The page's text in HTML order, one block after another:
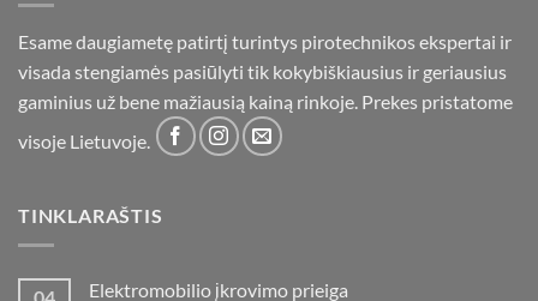
Esame daugiametę patirtį turintys pirotechnikos ekspertai ir
visada stengiamės pasiūlyti tik kokybiškiausius ir geriausius
gaminius už bene mažiausią kainą rinkoje. Prekes pristatome
visoje Lietuvoje.
TINKLARAŠTIS
Elektromobilio įkrovimo prieiga